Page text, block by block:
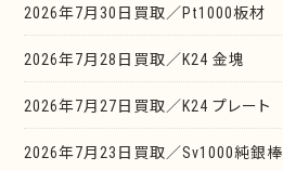
2026年7月30日買取／Pt1000板材
2026年7月28日買取／K24 金塊
2026年7月27日買取／K24 プレート
2026年7月23日買取／Sv1000純銀棒